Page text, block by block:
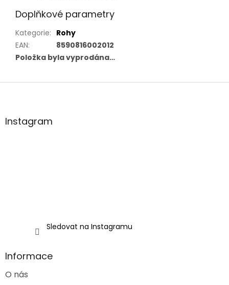
Doplňkové parametry
Kategorie: Rohy
EAN:
8590816002012
Položka byla vyprodána…
Z
aInstagram
Sledovat na Instagramu
Informace
O nás